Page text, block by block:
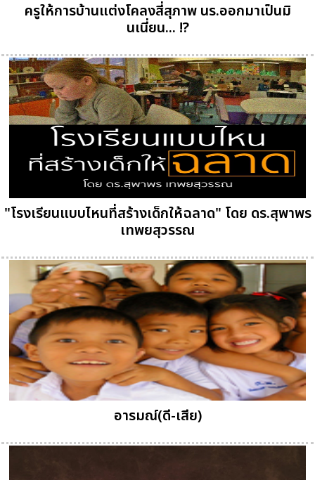
ครูให้การบ้านแต่งโคลงสี่สุภาพ นร.ออกมาเป็นมิ
นเนี่ยน... !?
"โรงเรียนแบบไหนที่สร้างเด็กให้ฉลาด" โดย ดร.สุพาพร
เทพยสุวรรณ
อารมณ์(ดี-เสีย)